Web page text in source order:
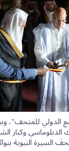
p
e
s
t
الدولي للمتحف"،
وكبار
السيرة النبوية